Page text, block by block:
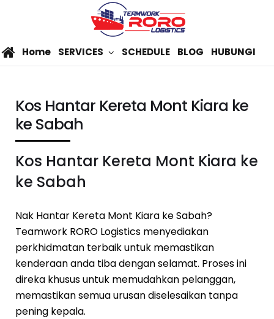
Home SERVICES SCHEDULE BLOG HUBUNGI
Kos Hantar Kereta Mont Kiara ke
ke Sabah
Kos Hantar Kereta Mont Kiara ke
ke Sabah
Nak Hantar Kereta Mont Kiara ke Sabah?
Teamwork RORO Logistics menyediakan
perkhidmatan terbaik untuk memastikan
kenderaan anda tiba dengan selamat. Proses ini
direka khusus untuk memudahkan pelanggan,
memastikan semua urusan diselesaikan tanpa
pening kepala.